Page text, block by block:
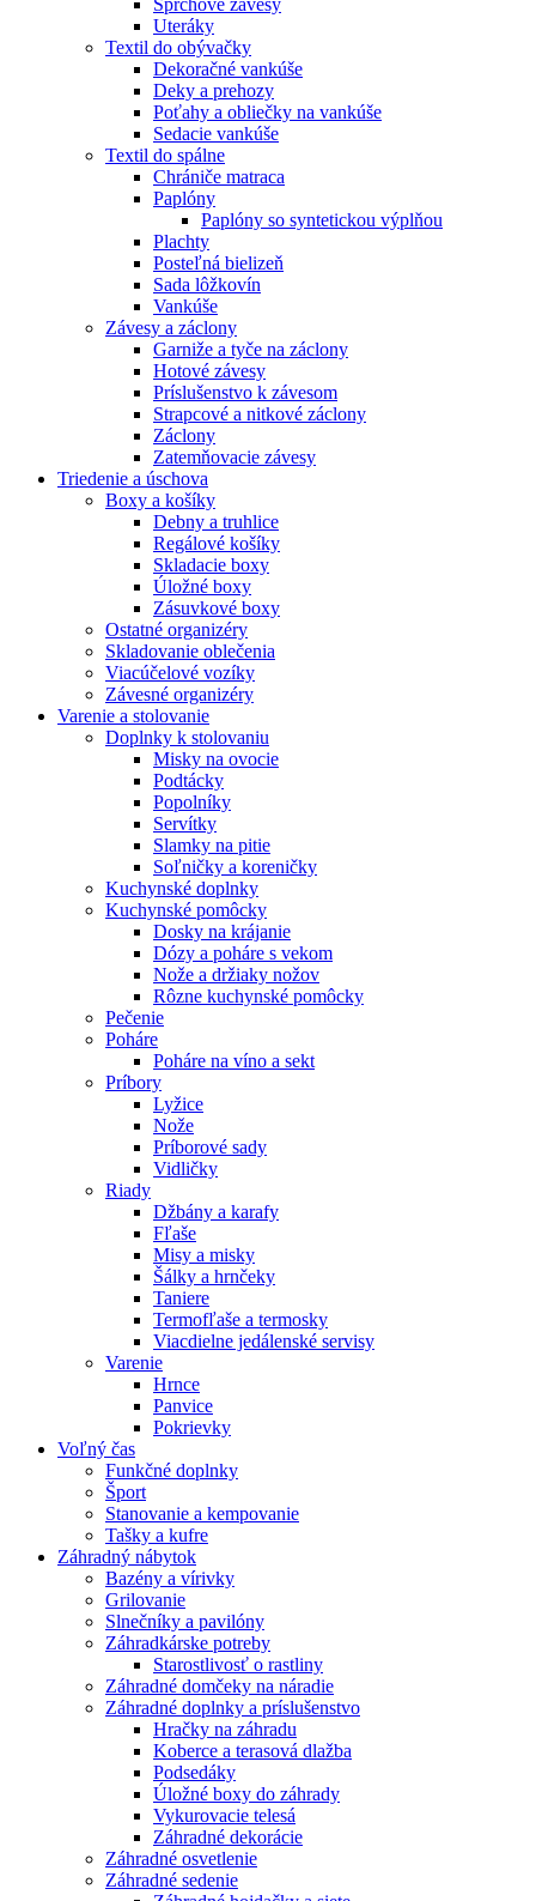
Uteráky
Textil do obývačky
Dekoračné vankúše
Deky a prehozy
Poťahy a obliečky na vankúše
Sedacie vankúše
Textil do spálne
Chrániče matraca
Paplóny
Paplóny so syntetickou výplňou
Plachty
Posteľná bielizeň
Sada lôžkovín
Vankúše
Závesy a záclony
Garniže a tyče na záclony
Hotové závesy
Príslušenstvo k závesom
Strapcové a nitkové záclony
Záclony
Zatemňovacie závesy
Triedenie a úschova
Boxy a košíky
Debny a truhlice
Regálové košíky
Skladacie boxy
Úložné boxy
Zásuvkové boxy
Ostatné organizéry
Skladovanie oblečenia
Viacúčelové vozíky
Závesné organizéry
Varenie a stolovanie
Doplnky k stolovaniu
Misky na ovocie
Podtácky
Popolníky
Servítky
Slamky na pitie
Soľničky a koreničky
Kuchynské doplnky
Kuchynské pomôcky
Dosky na krájanie
Dózy a poháre s vekom
Nože a držiaky nožov
Rôzne kuchynské pomôcky
Pečenie
Poháre
Poháre na víno a sekt
Príbory
Lyžice
Nože
Príborové sady
Vidličky
Riady
Džbány a karafy
Fľaše
Misy a misky
Šálky a hrnčeky
Taniere
Termofľaše a termosky
Viacdielne jedálenské servisy
Varenie
Hrnce
Panvice
Pokrievky
Voľný čas
Funkčné doplnky
Šport
Stanovanie a kempovanie
Tašky a kufre
Záhradný nábytok
Bazény a vírivky
Grilovanie
Slnečníky a pavilóny
Záhradkárske potreby
Starostlivosť o rastliny
Záhradné domčeky na náradie
Záhradné doplnky a príslušenstvo
Hračky na záhradu
Koberce a terasová dlažba
Podsedáky
Úložné boxy do záhrady
Vykurovacie telesá
Záhradné dekorácie
Záhradné osvetlenie
Záhradné sedenie